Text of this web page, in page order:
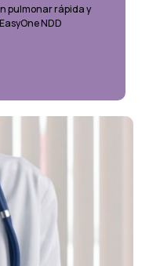
pulmonar rápida y
NDD